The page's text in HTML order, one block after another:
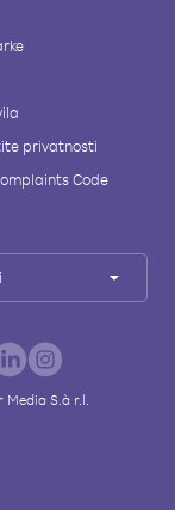
privatnosti
Code
Media S.à r.l.